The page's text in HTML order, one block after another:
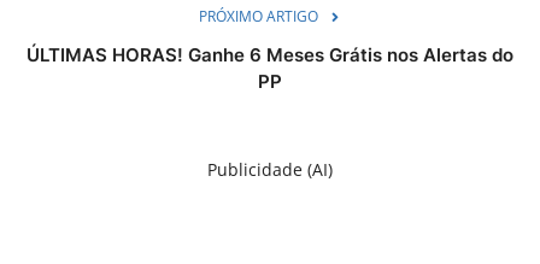
PRÓXIMO ARTIGO
ÚLTIMAS HORAS! Ganhe 6 Meses Grátis nos Alertas do
PP
Publicidade (AI)